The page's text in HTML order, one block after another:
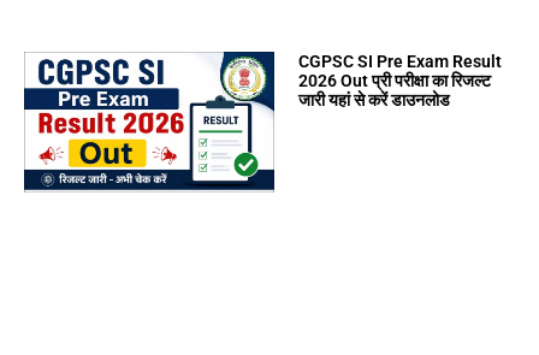
CGPSC SI Pre Exam Result
2026 Out प्री परीक्षा का रिजल्ट
जारी यहां से करें डाउनलोड